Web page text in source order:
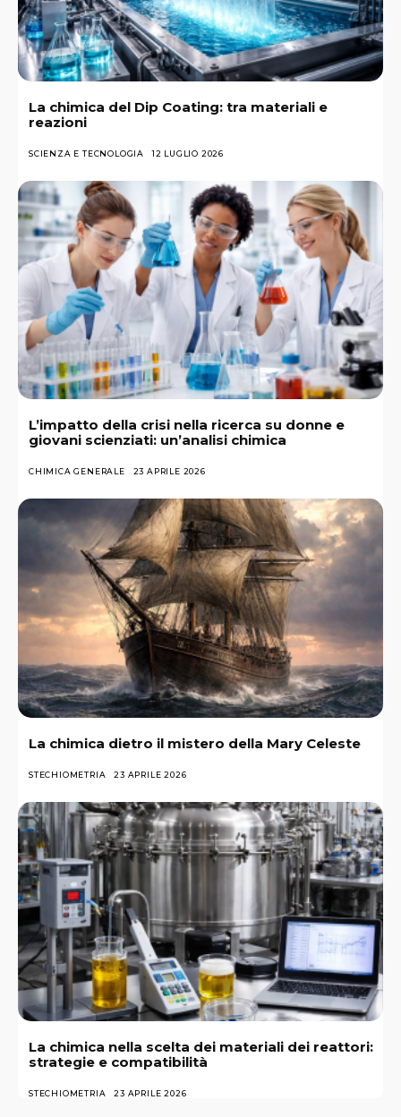
La chimica del Dip Coating: tra materiali e
reazioni
SCIENZA E TECNOLOGIA 12 LUGLIO 2026
L’impatto della crisi nella ricerca su donne e
giovani scienziati: un’analisi chimica
CHIMICA GENERALE 23 APRILE 2026
La chimica dietro il mistero della Mary Celeste
STECHIOMETRIA 23 APRILE 2026
La chimica nella scelta dei materiali dei reattori:
strategie e compatibilità
STECHIOMETRIA 23 APRILE 2026